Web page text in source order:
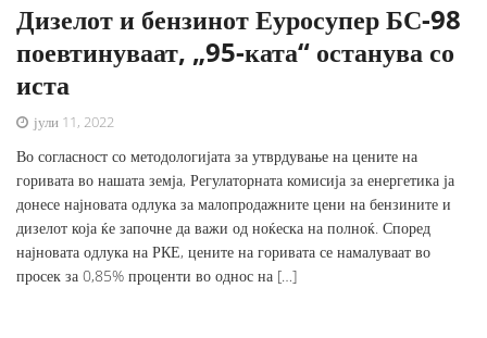
Дизелот и бензинот Еуросупер БС-98
поевтинуваат, „95-ката“ останува со
иста
јули 11, 2022
Во согласност со методологијата за утврдување на цените на
горивата во нашата земја, Регулаторната комисија за енергетика ја
донесе најновата одлука за малопродажните цени на бензините и
дизелот која ќе започне да важи од ноќеска на полноќ. Според
најновата одлука на РКЕ, цените на горивата се намалуваат во
просек за 0,85% проценти во однос на […]